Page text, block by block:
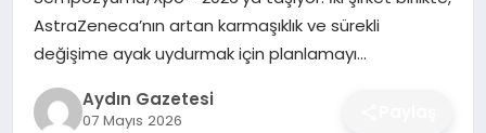
AstraZeneca’nın artan karmaşıklık ve sürekli
değişime ayak uydurmak için planlamayı…
Aydın Gazetesi
07 Mayıs 2026